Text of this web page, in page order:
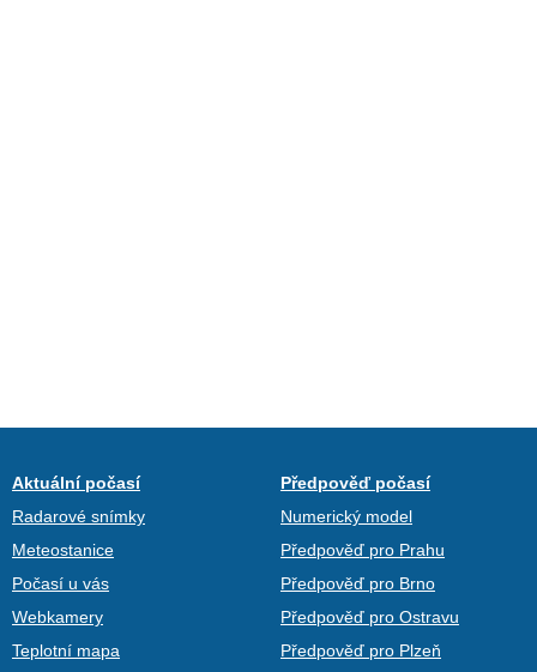
Aktuální počasí
Radarové snímky
Meteostanice
Počasí u vás
Webkamery
Teplotní mapa
Předpověď počasí
Numerický model
Předpověď pro Prahu
Předpověď pro Brno
Předpověď pro Ostravu
Předpověď pro Plzeň